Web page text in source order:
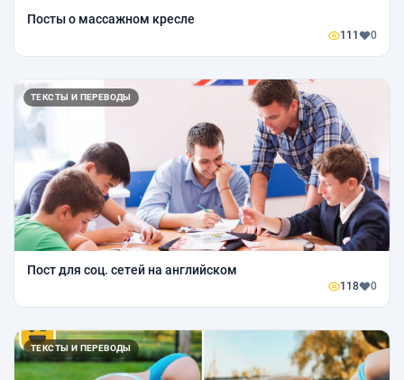
Посты о массажном кресле
111 0
ТЕКСТЫ И ПЕРЕВОДЫ
Пост для соц. сетей на английском
118 0
ТЕКСТЫ И ПЕРЕВОДЫ